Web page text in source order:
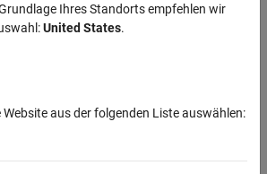
Ihres Standorts empfehlen wir
United States.
Website aus der folgenden Liste auswählen: